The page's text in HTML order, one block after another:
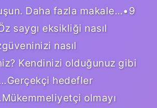
Daha fazla makale…•9
saygı eksikliği nasıl
nasıl
Kendinizi olduğunuz gibi
hedefler
olmayı